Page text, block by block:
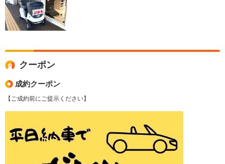
クーポン
成約クーポン
【ご成約前にご提示ください】